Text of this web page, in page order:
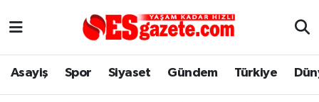
Asayiş Spor Siyaset Gündem Türkiye
Asayiş
Yaşam
Eskişehir Nöbetçi Eczaneler